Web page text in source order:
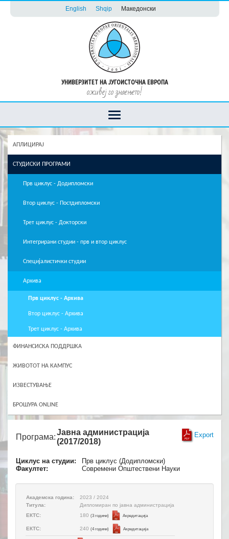
English Shqip Македонски
УНИВЕРЗИТЕТ НА ЈУГОИСТОЧНА ЕВРОПА
оживеј го знаењето!
АПЛИЦИРАЈ
СТУДИСКИ ПРОГРАМИ
Прв циклус - Додипломски
Втор циклус - Постдипломски
Трет циклус - Докторски
Интегрирани студии - прв и втор циклус
Специјалистички студии
Архива
Прв циклус - Архива
Втор циклус - Архива
Трет циклус - Архива
ФИНАНСИСКА ПОДДРШКА
ЖИВОТОТ НА КАМПУС
ИЗВЕСТУВАЊЕ
БРОШУРА ONLINE
Export
Програма:
Јавна администрација
(2017/2018)
Циклус на студии:
Прв циклус (Додипломски)
Факултет:
Современи Општествени Науки
Академска година:
2023 / 2024
Титула:
Дипломиран по јавна администрација
ЕКТС:
180 (3 години) Aкредитација
ЕКТС: 240 (4 години) Aкредитација